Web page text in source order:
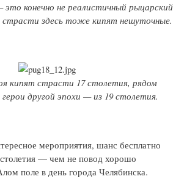
конечно не реалистичный рыцарский
страсти здесь тоже кипят нешуточные.
кипят страсти 17 столетия, рядом
другой эпохи — из 19 столетия.
мероприятия, шанс бесплатно
— чем не повод хорошо
поле в день города Челябинска.